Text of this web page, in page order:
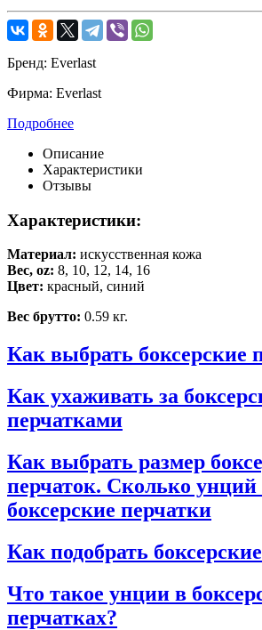
Бренд: Everlast
Фирма: Everlast
Подробнее
Описание
Характеристики
Отзывы
Характеристики:
Материал: искусственная кожа
Вес, oz: 8, 10, 12, 14, 16
Цвет: красный, синий
Вес брутто: 0.59 кг.
Как выбрать боксерские
Как ухаживать за
перчатками
Как выбрать размер
перчаток. Сколько унций
боксерские перчатки
Как подобрать
Что такое унции в
перчатках?